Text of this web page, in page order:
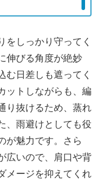
をしっかり守ってく
伸びる角度が絶妙
む日差しも遮ってく
ットしながらも、編
り抜けるため、蒸れ
、雨避けとしても役
が魅力です。さら
広いので、肩口や背
メージを抑えてくれ